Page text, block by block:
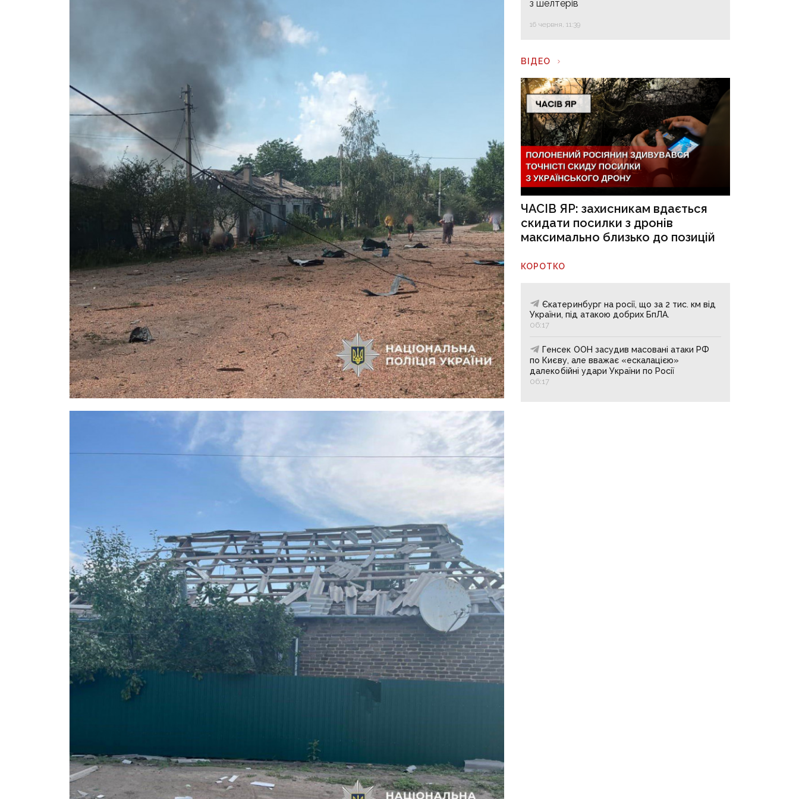
з шелтерів
16 червня, 11:39
ВІДЕО
ЧАСІВ ЯР: захисникам вдається
скидати посилки з дронів
максимально близько до позицій
КОРОТКО
Єкатеринбург на росії, що за 2 тис. км від
України, під атакою добрих БпЛА.
06:17
Генсек ООН засудив масовані атаки РФ
по Києву, але вважає «ескалацією»
далекобійні удари України по Росії
06:17